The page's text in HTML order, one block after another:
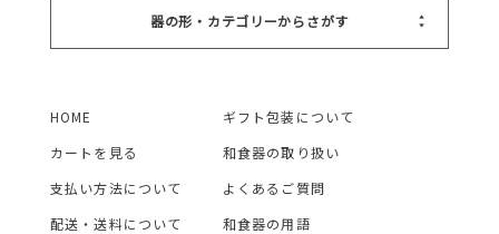
器の形・カテゴリーからさがす
HOME
カートを見る
支払い方法について
配送・送料について
ギフト包装について
和食器の取り扱い
よくあるご質問
和食器の用語